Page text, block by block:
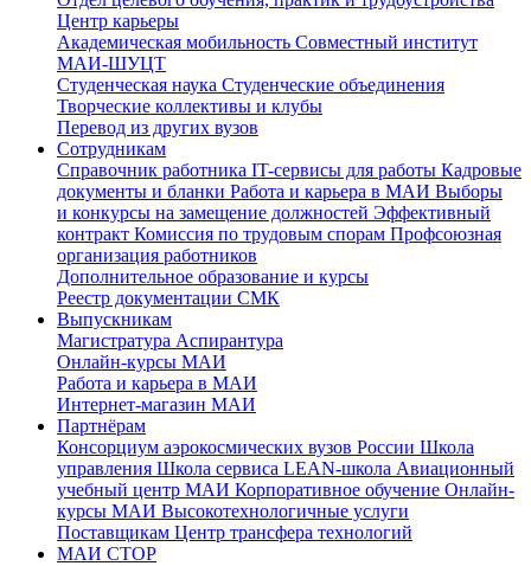
Центр карьеры
Академическая мобильность Совместный институт
МАИ-ШУЦТ
Студенческая наука Студенческие объединения
Творческие коллективы и клубы
Перевод из других вузов
Сотрудникам
Cправочник работника IT-сервисы для работы Кадровые
документы и бланки Работа и карьера в МАИ Выборы
и конкурсы на замещение должностей Эффективный
контракт Комиссия по трудовым спорам Профсоюзная
организация работников
Дополнительное образование и курсы
Реестр документации СМК
Выпускникам
Магистратура Аспирантура
Онлайн-курсы МАИ
Работа и карьера в МАИ
Интернет-магазин МАИ
Партнёрам
Консорциум аэрокосмических вузов России Школа
управления Школа сервиса LEAN-школа Авиационный
учебный центр МАИ Корпоративное обучение Онлайн-
курсы МАИ Высокотехнологичные услуги
Поставщикам Центр трансфера технологий
МАИ СТОР